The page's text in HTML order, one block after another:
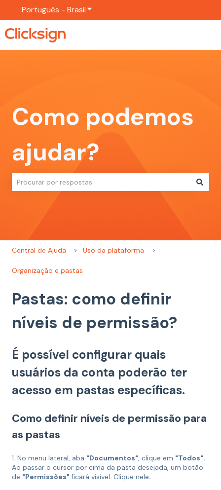
Português - BrasilMostrar submenu para traduções
Como podemos
ajudar?
Central de Ajuda Uso da plataforma
Organização e pastas
Pastas: como definir
níveis de permissão?
É possível configurar quais
usuários da conta poderão ter
acesso em pastas específicas.
Como definir níveis de permissão para
as pastas
1. No menu lateral, aba "Documentos", clique em "Todos".
Ao passar o cursor por cima da pasta desejada, um botão
de "Permissões" ficará visível. Clique nele.